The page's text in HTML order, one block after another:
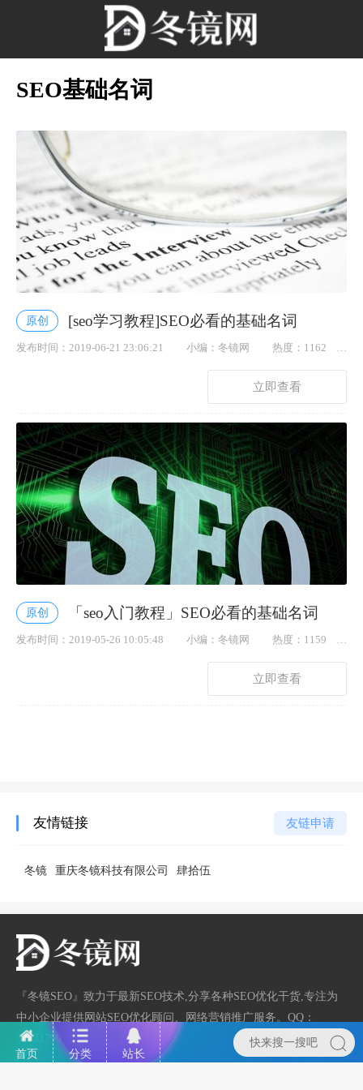
SEO基础名词
原创 [seo学习教程]SEO必看的基础名词
发布时间：2019-06-21 23:06:21 小编：冬镜网
热度：1162
立即查看
原创 「seo入门教程」SEO必看的基础名词
发布时间：2019-05-26 10:05:48 小编：冬镜网
热度：1159
立即查看
友情链接 友链申请
冬镜 重庆冬镜科技有限公司 肆拾伍
『冬镜SEO』致力于最新SEO技术,分享各种SEO优化干货,专注为
中小企业提供网站SEO优化顾问、网络营销推广服务。QQ：
33731790
首页 分类 站长